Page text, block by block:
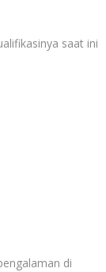
saat ini
di